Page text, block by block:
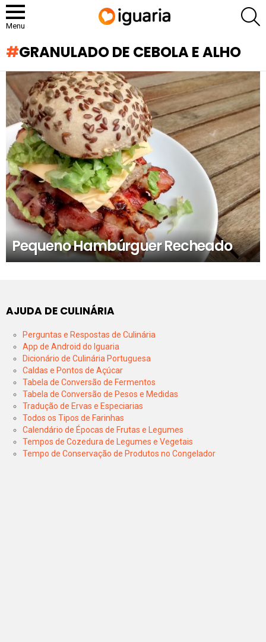
Menu
GRANULADO DE CEBOLA E ALHO
RECOMENDADOS
Pequeno Hambúrguer Recheado
AJUDA DE CULINÁRIA
Perguntas e Respostas de Culinária
App de Android do Iguaria
Dicionário de Culinária Portuguesa
Caldas e Pontos de Açúcar
Tabela de Conversão de Fermentos
Tabela de Conversão de Pesos e Medidas
Tradução de Ervas e Especiarias
Todos os Tipos de Farinhas
Calendário de Épocas de Frutas e Legumes
Tempos de Cozedura de Legumes e Vegetais
Tempo de Conservação de Produtos no Congelador